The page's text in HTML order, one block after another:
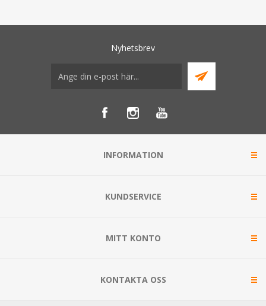
Nyhetsbrev
INFORMATION
KUNDSERVICE
MITT KONTO
KONTAKTA OSS